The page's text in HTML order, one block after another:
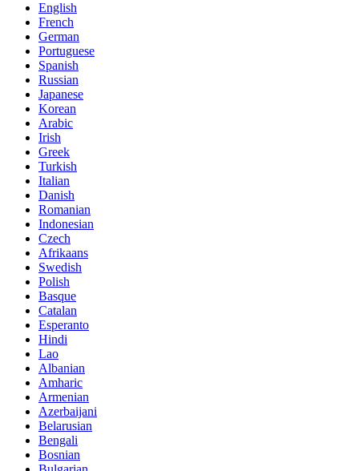
English
French
German
Portuguese
Spanish
Russian
Japanese
Korean
Arabic
Irish
Greek
Turkish
Italian
Danish
Romanian
Indonesian
Czech
Afrikaans
Swedish
Polish
Basque
Catalan
Esperanto
Hindi
Lao
Albanian
Amharic
Armenian
Azerbaijani
Belarusian
Bengali
Bosnian